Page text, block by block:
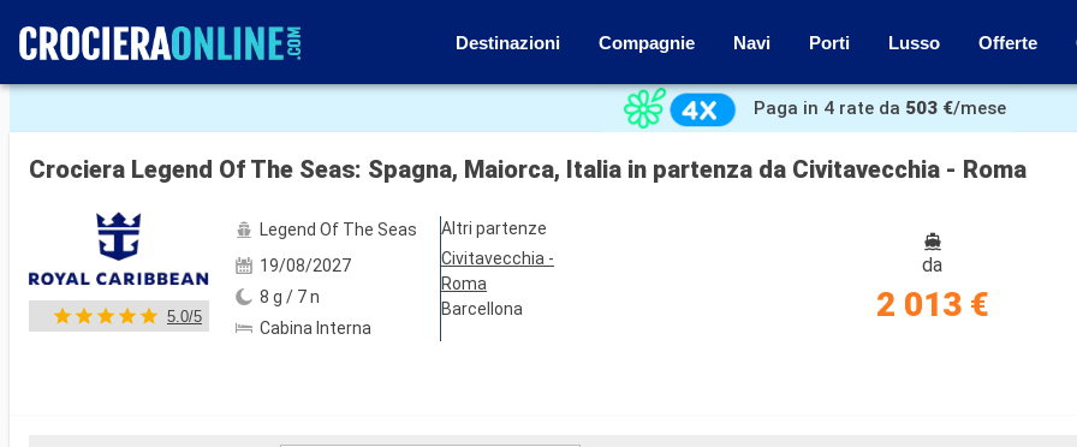
Destinazioni Compagnie Navi Porti Lusso Offerte
Mostra le altre 103 foto
Paga in 4 rate da 503 €/mese
Crociera Legend Of The Seas: Spagna, Maiorca, Italia in partenza da Civitavecchia - Roma
5.0/5
Legend Of The Seas
19/08/2027
8 g / 7 n
Cabina Interna
Altri partenze
Civitavecchia -
Roma
Barcellona
da
2 013 €